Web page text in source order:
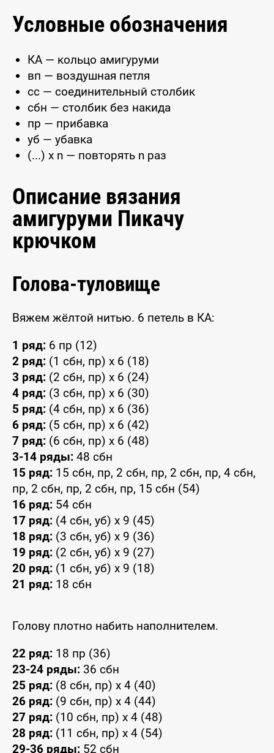
Условные обозначения
КА — кольцо амигуруми
вп — воздушная петля
сс — соединительный столбик
сбн — столбик без накида
пр — прибавка
уб — убавка
(...) x n — повторять n раз
Описание вязания
амигуруми Пикачу
крючком
Голова-туловище
Вяжем жёлтой нитью. 6 петель в КА:
1 ряд: 6 пр (12)
2 ряд: (1 сбн, пр) x 6 (18)
3 ряд: (2 сбн, пр) x 6 (24)
4 ряд: (3 сбн, пр) x 6 (30)
5 ряд: (4 сбн, пр) x 6 (36)
6 ряд: (5 сбн, пр) x 6 (42)
7 ряд: (6 сбн, пр) x 6 (48)
3-14 ряды: 48 сбн
15 ряд: 15 сбн, пр, 2 сбн, пр, 2 сбн, пр, 4 сбн,
пр, 2 сбн, пр, 2 сбн, пр, 15 сбн (54)
16 ряд: 54 сбн
17 ряд: (4 сбн, уб) x 9 (45)
18 ряд: (3 сбн, уб) x 9 (36)
19 ряд: (2 сбн, уб) x 9 (27)
20 ряд: (1 сбн, уб) x 9 (18)
21 ряд: 18 сбн
Голову плотно набить наполнителем.
22 ряд: 18 пр (36)
23-24 ряды: 36 сбн
25 ряд: (8 сбн, пр) x 4 (40)
26 ряд: (9 сбн, пр) x 4 (44)
27 ряд: (10 сбн, пр) x 4 (48)
28 ряд: (11 сбн, пр) x 4 (54)
29-36 ряды: 52 сбн